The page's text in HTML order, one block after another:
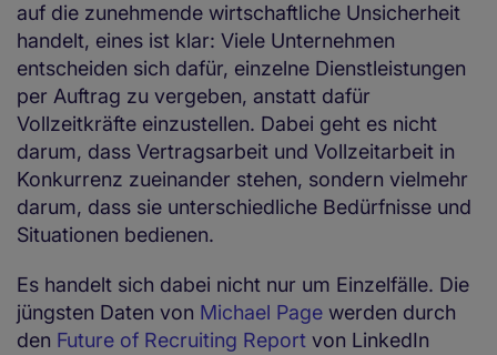
auf die zunehmende wirtschaftliche Unsicherheit
handelt, eines ist klar: Viele Unternehmen
entscheiden sich dafür, einzelne Dienstleistungen
per Auftrag zu vergeben, anstatt dafür
Vollzeitkräfte einzustellen. Dabei geht es nicht
darum, dass Vertragsarbeit und Vollzeitarbeit in
Konkurrenz zueinander stehen, sondern vielmehr
darum, dass sie unterschiedliche Bedürfnisse und
Situationen bedienen.
Es handelt sich dabei nicht nur um Einzelfälle. Die
jüngsten Daten von Michael Page werden durch
den Future of Recruiting Report von LinkedIn